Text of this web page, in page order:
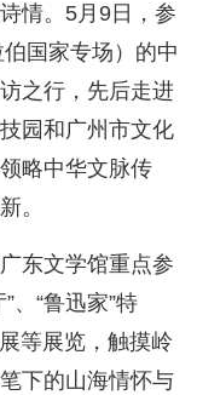
情。5月9日，参
国家专场）的中
之行，先后走进
园和广州市文化
略中华文脉传
。
东文学馆重点参
、“鲁迅家”特
等展览，触摸岭
下的山海情怀与